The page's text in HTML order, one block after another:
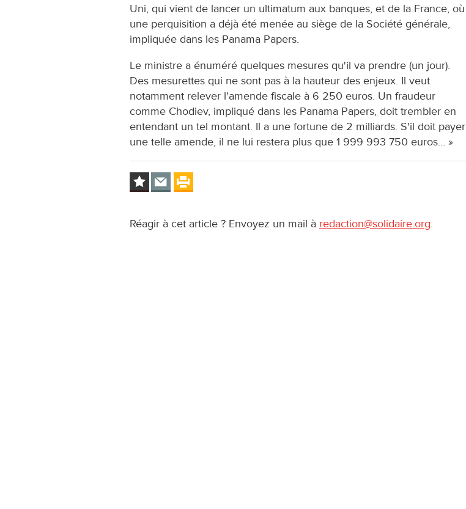
Uni, qui vient de lancer un ultimatum aux banques, et de la France, où
une perquisition a déjà été menée au siège de la Société générale,
impliquée dans les Panama Papers.
Le ministre a énuméré quelques mesures qu'il va prendre (un jour).
Des mesurettes qui ne sont pas à la hauteur des enjeux. Il veut
notamment relever l'amende fiscale à 6 250 euros. Un fraudeur
comme Chodiev, impliqué dans les Panama Papers, doit trembler en
entendant un tel montant. Il a une fortune de 2 milliards. S'il doit payer
une telle amende, il ne lui restera plus que 1 999 993 750 euros... »
Réagir à cet article ? Envoyez un mail à redaction@solidaire.org.